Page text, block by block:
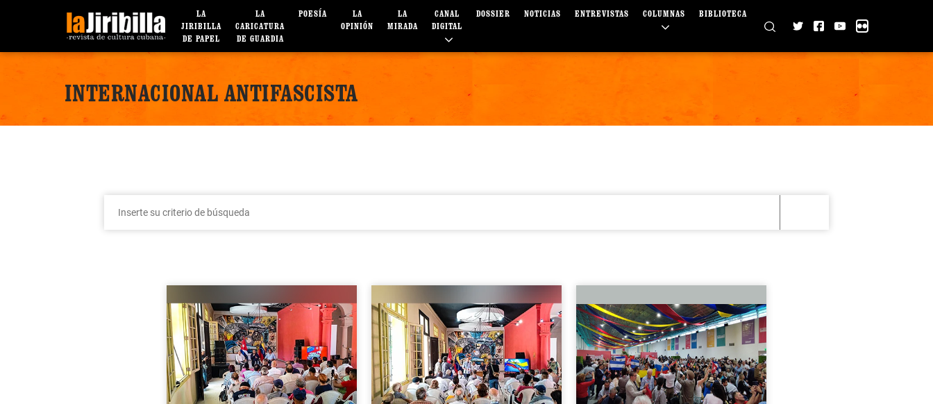
LA
JIRIBILLA
DE PAPEL
LA
CARICATURA
DE GUARDIA
POESÍA
LA
OPINIÓN
LA
MIRADA
CANAL
DIGITAL
DOSSIER NOTICIAS ENTREVISTAS COLUMNAS BIBLIOTECA
INTERNACIONAL ANTIFASCISTA